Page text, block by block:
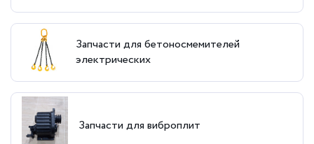
Запчасти для бетоносмемителей
электрических
Запчасти для виброплит